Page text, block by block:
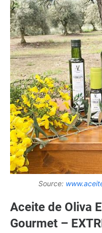
Source:
Aceite de Oliva
Gourmet –